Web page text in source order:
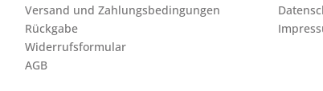
Versand und Zahlungsbedingungen
Rückgabe
Widerrufsformular
AGB